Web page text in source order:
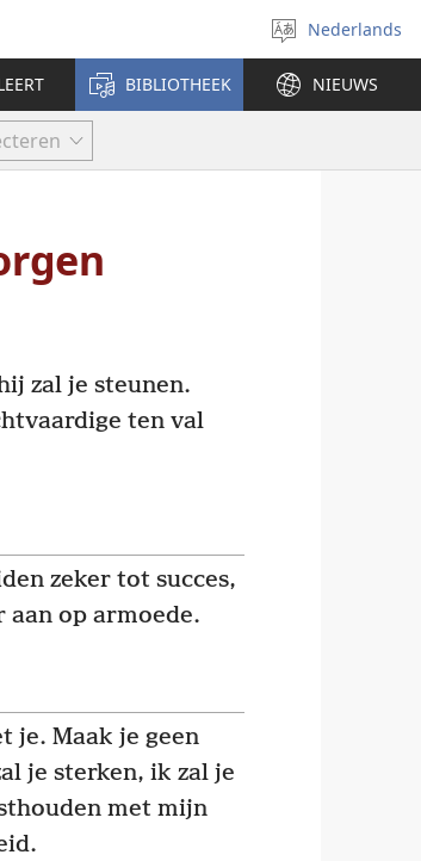
Taal
selecteren
Nederlands
BIBLIOTHEEK NIEUWS
zal je steunen.
ten val
zeker tot succes,
aan op armoede.
je. Maak je geen
je sterken, ik zal je
met mijn